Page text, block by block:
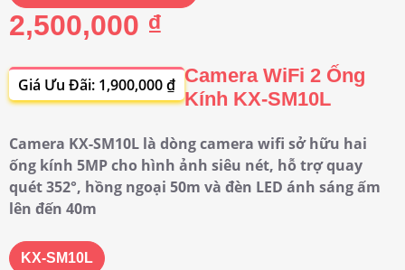
2,500,000 ₫
Giá Ưu Đãi: 1,900,000 ₫ Camera WiFi 2 Ống
Kính KX-SM10L
Camera KX-SM10L là dòng camera wifi sở hữu hai
ống kính 5MP cho hình ảnh siêu nét, hỗ trợ quay
quét 352°, hồng ngoại 50m và đèn LED ánh sáng ấm
lên đến 40m
KX-SM10L